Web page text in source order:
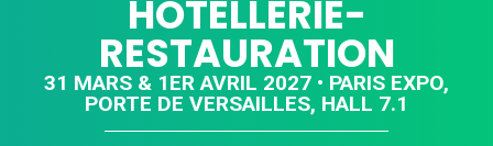
HÔTELLERIE-
RESTAURATION
31 MARS & 1ER AVRIL 2027 • PARIS EXPO,
PORTE DE VERSAILLES, HALL 7.1